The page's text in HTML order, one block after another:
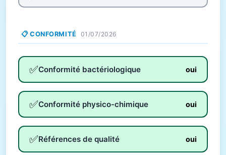
📋 CONFORMITÉ 01/07/2026
✅Conformité bactériologique oui
✅Conformité physico-chimique oui
✅Références de qualité oui